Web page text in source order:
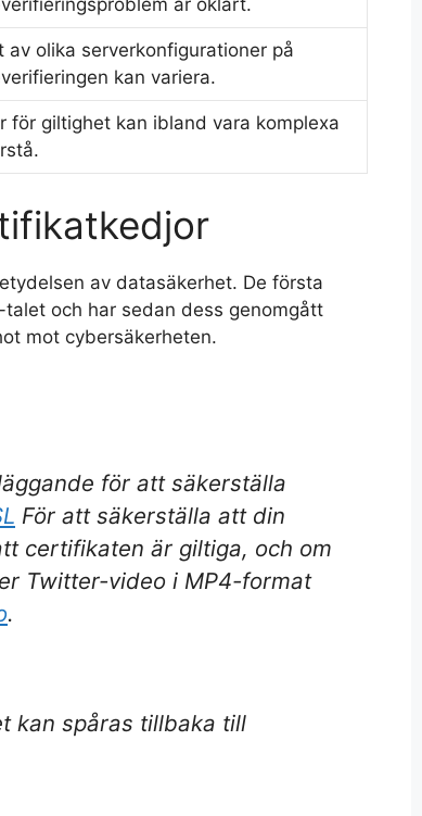
är oklart.
av olika serverkonfigurationer på
kan variera.
för giltighet kan ibland vara komplexa
av datasäkerhet. De första
och har sedan dess genomgått
mot cybersäkerheten.
för att säkerställa
För att säkerställa att din
certifikaten är giltiga, och om
Twitter-video i MP4-format
.
kan spåras tillbaka till